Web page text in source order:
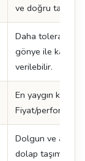
ve doğru taşıma
Daha toleranslı
gönye ile kalın
verilebilir.
En yaygın kuvars
Fiyat/
Dolgun ve ağır
dolap taşıma